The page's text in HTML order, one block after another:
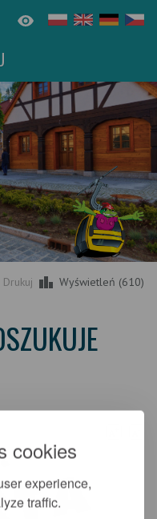
cookies
experience,
traffic.
Drukuj Wyświetleń (610)